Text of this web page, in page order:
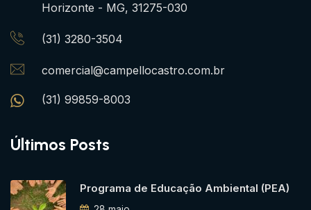
Horizonte - MG, 31275-030
(31) 3280-3504
comercial@campellocastro.com.br
(31) 99859-8003
Últimos Posts
Programa de Educação Ambiental (PEA)